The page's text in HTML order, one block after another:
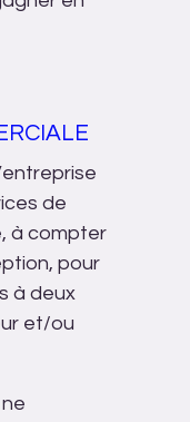
de
à compter
pour
à deux
et/ou